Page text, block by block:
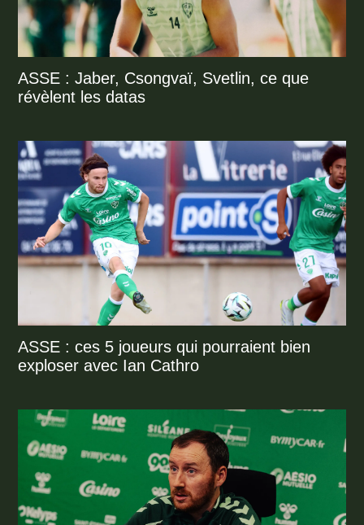
ASSE : Jaber, Csongvaï, Svetlin, ce que
révèlent les datas
ASSE : ces 5 joueurs qui pourraient bien
exploser avec Ian Cathro